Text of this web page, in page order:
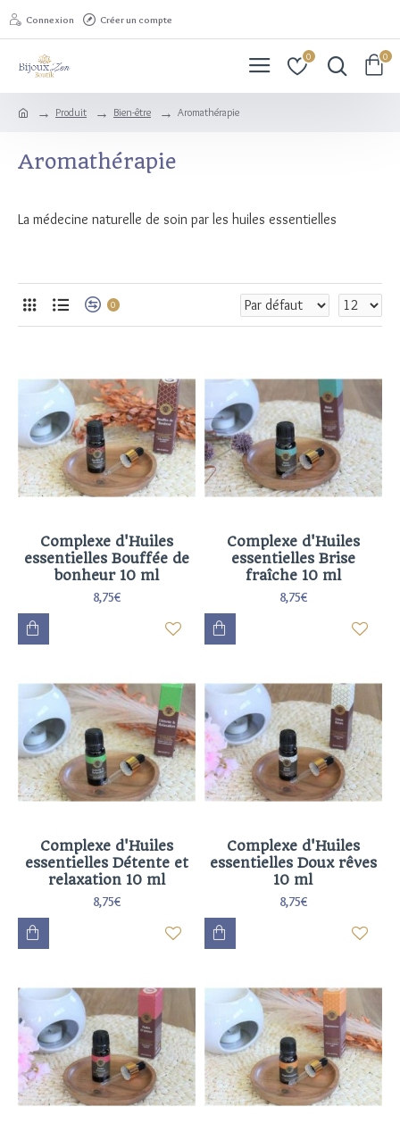
Connexion Créer un compte
0 0
Produit Bien-être Aromathérapie
Aromathérapie
La médecine naturelle de soin par les huiles essentielles
0
Complexe d'Huiles
essentielles Bouffée de
bonheur 10 ml
8,75€
Complexe d'Huiles
essentielles Brise
fraîche 10 ml
8,75€
Complexe d'Huiles
essentielles Détente et
relaxation 10 ml
8,75€
Complexe d'Huiles
essentielles Doux rêves
10 ml
8,75€